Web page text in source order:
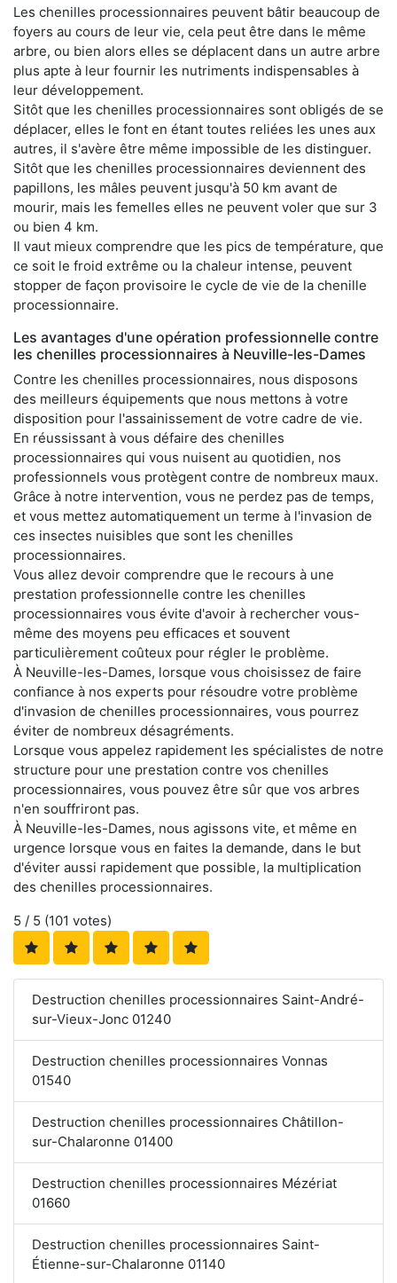
Les chenilles processionnaires peuvent bâtir beaucoup de
foyers au cours de leur vie, cela peut être dans le même
arbre, ou bien alors elles se déplacent dans un autre arbre
plus apte à leur fournir les nutriments indispensables à
leur développement.
Sitôt que les chenilles processionnaires sont obligés de se
déplacer, elles le font en étant toutes reliées les unes aux
autres, il s'avère être même impossible de les distinguer.
Sitôt que les chenilles processionnaires deviennent des
papillons, les mâles peuvent jusqu'à 50 km avant de
mourir, mais les femelles elles ne peuvent voler que sur 3
ou bien 4 km.
Il vaut mieux comprendre que les pics de température, que
ce soit le froid extrême ou la chaleur intense, peuvent
stopper de façon provisoire le cycle de vie de la chenille
processionnaire.
Les avantages d'une opération professionnelle contre
les chenilles processionnaires à Neuville-les-Dames
Contre les chenilles processionnaires, nous disposons
des meilleurs équipements que nous mettons à votre
disposition pour l'assainissement de votre cadre de vie.
En réussissant à vous défaire des chenilles
processionnaires qui vous nuisent au quotidien, nos
professionnels vous protègent contre de nombreux maux.
Grâce à notre intervention, vous ne perdez pas de temps,
et vous mettez automatiquement un terme à l'invasion de
ces insectes nuisibles que sont les chenilles
processionnaires.
Vous allez devoir comprendre que le recours à une
prestation professionnelle contre les chenilles
processionnaires vous évite d'avoir à rechercher vous-
même des moyens peu efficaces et souvent
particulièrement coûteux pour régler le problème.
À Neuville-les-Dames, lorsque vous choisissez de faire
confiance à nos experts pour résoudre votre problème
d'invasion de chenilles processionnaires, vous pourrez
éviter de nombreux désagréments.
Lorsque vous appelez rapidement les spécialistes de notre
structure pour une prestation contre vos chenilles
processionnaires, vous pouvez être sûr que vos arbres
n'en souffriront pas.
À Neuville-les-Dames, nous agissons vite, et même en
urgence lorsque vous en faites la demande, dans le but
d'éviter aussi rapidement que possible, la multiplication
des chenilles processionnaires.
5 / 5 (101 votes)
Destruction chenilles processionnaires Saint-André-
sur-Vieux-Jonc 01240
Destruction chenilles processionnaires Vonnas
01540
Destruction chenilles processionnaires Châtillon-
sur-Chalaronne 01400
Destruction chenilles processionnaires Mézériat
01660
Destruction chenilles processionnaires Saint-
Étienne-sur-Chalaronne 01140